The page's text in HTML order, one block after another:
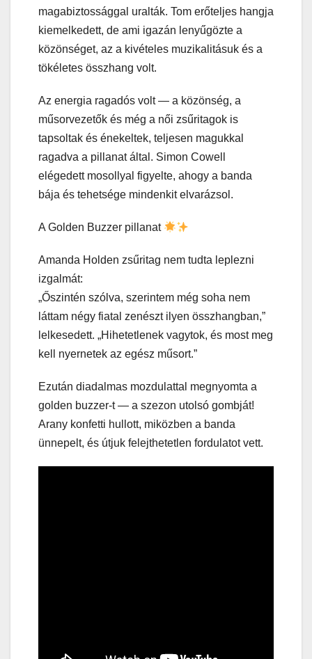
magabiztossággal uralták. Tom erőteljes hangja
kiemelkedett, de ami igazán lenyűgözte a
közönséget, az a kivételes muzikalitásuk és a
tökéletes összhang volt.
Az energia ragadós volt — a közönség, a
műsorvezetők és még a női zsűritagok is
tapsoltak és énekeltek, teljesen magukkal
ragadva a pillanat által. Simon Cowell
elégedett mosollyal figyelte, ahogy a banda
bája és tehetsége mindenkit elvarázsol.
A Golden Buzzer pillanat
Amanda Holden zsűritag nem tudta leplezni
izgalmát:
„Őszintén szólva, szerintem még soha nem
láttam négy fiatal zenészt ilyen összhangban,”
lelkesedett. „Hihetetlenek vagytok, és most meg
kell nyernetek az egész műsort.”
Ezután diadalmas mozdulattal megnyomta a
golden buzzer-t — a szezon utolsó gombját!
Arany konfetti hullott, miközben a banda
ünnepelt, és útjuk felejthetetlen fordulatot vett.